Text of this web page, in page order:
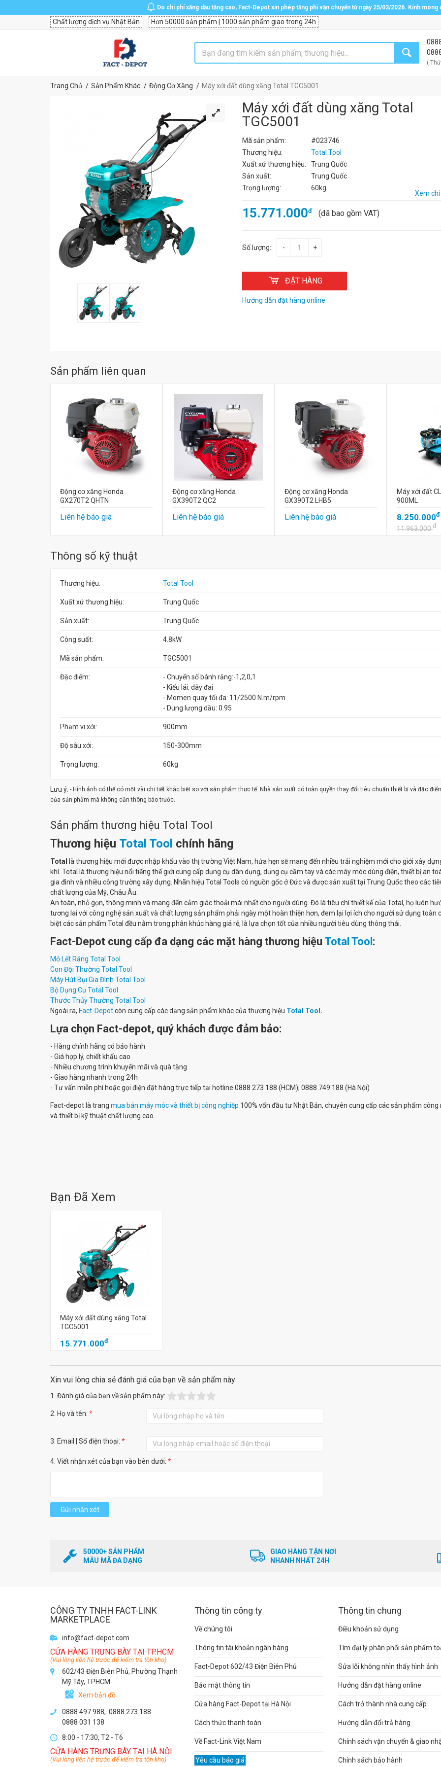
Do chi phí xăng dầu tăng cao, Fact-Depot xin phép tăng phí vận chuyển từ ngày 25/03/2026. Kính mong
Chất lượng dịch vụ Nhật Bản Hơn 50000 sản phẩm | 1000 sản phẩm giao trong 24h
(
Trang Chủ Sản Phẩm Khác Động Cơ Xăng Máy xới đất dùng xăng Total TGC5001
Máy xới đất dùng xăng Total
TGC5001
Mã sản phẩm:
#023746
Thương hiệu:
Total Tool
Xuất xứ thương hiệu:
Trung Quốc
Sản xuất:
Trung Quốc
Trọng lượng:
60kg
Xem
15.771.000đ (đã bao gồm VAT)
Số lượng: - +
ĐẶT HÀNG
Hướng dẫn đặt hàng online
Sản phẩm liên quan
Động cơ xăng Honda
GX270T2 QHTN
Liên hệ báo giá
Động cơ xăng Honda
GX390T2 QC2
Liên hệ báo giá
Động cơ xăng Honda
GX390T2 LHB5
Liên hệ báo giá
Máy xới đất
900ML
8.250.000đ
11.963.000đ
Thông số kỹ thuật
Thương hiệu: Total Tool
Xuất xứ thương hiệu: Trung Quốc
Sản xuất: Trung Quốc
Công suất: 4.8kW
Mã sản phẩm: TGC5001
Đặc điểm:
- Chuyển số bánh răng:-1,2,0,1
- Kiểu lái: dây đai
- Momen quay tối đa: 11/2500 N.m/rpm
- Dung lượng dầu: 0.95
Phạm vi xới: 900mm
Độ sâu xới: 150-300mm
Trọng lượng: 60kg
Lưu ý: - Hình ảnh có thể có một vài chi tiết khác biệt so với sản phẩm thực tế. Nhà sản xuất có toàn quyền thay đổi tiêu chuẩn thiết bị và đặc
của sản phẩm mà không cần thông báo trước.
Sản phẩm thương hiệu Total Tool
Thương hiệu Total Tool chính hãng
Total
là thương hiệu mới được nhập khẩu vào thị trường Việt Nam, hứa hẹn sẽ mang đến nhiều trải nghiệm mới cho giới xây
khí. Total là thương hiệu nổi tiếng thế giới cung cấp dụng cụ dân dụng, dụng cụ cầm tay và các máy móc dùng điện, thiết bị an
gia đình và nhiều công trường xây dựng. Nhãn hiệu Total Tools có nguồn gốc ở Đức và được sản xuất tại Trung Quốc theo các
chất lượng của Mỹ, Châu Âu.
An toàn, nhỏ gọn, thông minh và mang đến cảm giác thoải mái nhất cho người dùng. Đó là tiêu chí thiết kế của Total, họ luôn
tương lai với công nghệ sản xuất và chất lượng sản phẩm phải ngày một hoàn thiện hơn, đem lại lợi ích cho người sử dụng toàn
biệt các sản phẩm Total đều nằm trong phân khúc hàng giá rẻ, là lựa chọn tốt của nhiều người tiêu dùng thông thái.
Fact-Depot cung cấp đa dạng các mặt hàng thương hiệu Total Tool :
Mỏ Lết Răng Total Tool
Con Đội Thường Total Tool
Máy Hút Bụi Gia Đình Total Tool
Bộ Dụng Cụ Total Tool
Thước Thủy Thường Total Tool
Ngoài ra, Fact-Depotcòn cung cấp các dạng sản phẩm khác của thương hiệu Total Tool .
Lựa chọn Fact-depot, quý khách được đảm bảo:
- Hàng chính hãng có bảo hành
- Giá hợp lý, chiết khấu cao
- Nhiều chương trình khuyến mãi và quà tặng
- Giao hàng nhanh trong 24h
- Tư vấn miễn phí hoặc gọi điện đặt hàng trực tiếp tại hotline 0888 273 188 (HCM); 0888 749 188 (Hà Nội)
Fact-depot là trang mua bán máy móc và thiết bị công nghiệp 100% vốn đầu tư Nhật Bản, chuyên cung cấp các sản phẩm công
và thiết bị kỹ thuật chất lượng cao.
Bạn Đã Xem
Máy xới đất dùng xăng Total
TGC5001
15.771.000đ
Xin vui lòng chia sẻ đánh giá của bạn về sản phẩm này
1. Đánh giá của bạn về sản phẩm này:
2. Họ và tên: *
3. Email | Số điện thoại: *
4. Viết nhận xét của bạn vào bên dưới: *
Gửi nhận xét
50000+ SẢN PHẨM
MẪU MÃ ĐA DẠNG
GIAO HÀNG TẬN NƠI
NHANH NHẤT 24H
CÔNG TY TNHH FACT-LINK
MARKETPLACE
info@fact-depot.com
CỬA HÀNG TRƯNG BÀY TẠI TP.HCM
(Vui lòng liên hệ trước để kiểm tra tồn kho)
602/43 Điện Biên Phủ, Phường Thạnh
Mỹ Tây, TPHCM
Xem bản đồ
0888 497 988, 0888 273 188
0888 031 138
8:00 - 17:30, T2 - T6
CỬA HÀNG TRƯNG BÀY TẠI HÀ NỘI
(Vui lòng liên hệ trước để kiểm tra tồn kho)
Thông tin công ty
Về chúng tôi
Thông tin tài khoản ngân hàng
Fact-Depot 602/43 Điện Biên Phủ
Bảo mật thông tin
Cửa hàng Fact-Depot tại Hà Nội
Cách thức thanh toán
Về Fact-Link Việt Nam
Yêu cầu báo giá
Thông tin chung
Điều khoản sử dụng
Tìm đại lý phân phối sản phẩm
Sửa lỗi không nhìn thấy hình ảnh
Hướng dẫn đặt hàng online
Cách trở thành nhà cung cấp
Hướng dẫn đổi trả hàng
Chính sách vận chuyển & giao
Chính sách bảo hành